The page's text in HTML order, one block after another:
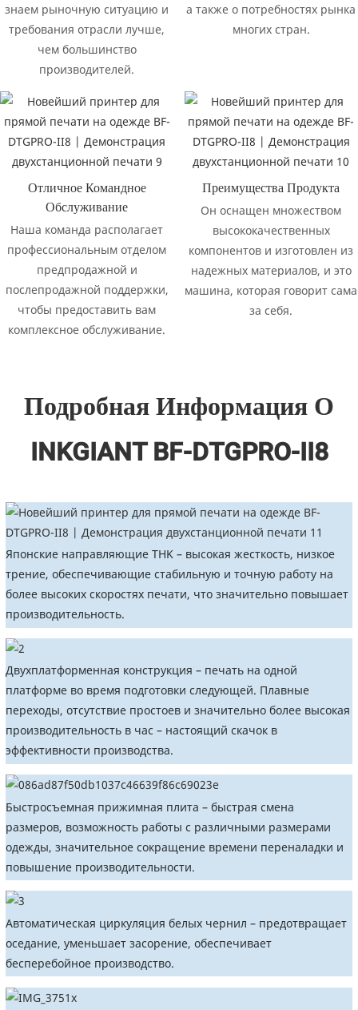
знаем рыночную ситуацию и
требования отрасли лучше,
чем большинство
производителей.
а также о потребностях рынка
многих стран.
Отличное Командное
Обслуживание
Наша команда располагает
профессиональным отделом
предпродажной и
послепродажной поддержки,
чтобы предоставить вам
комплексное обслуживание.
Преимущества Продукта
Он оснащен множеством
высококачественных
компонентов и изготовлен из
надежных материалов, и это
машина, которая говорит сама
за себя.
Подробная Информация О
INKGIANT BF-DTGPRO-II8
Японские направляющие THK – высокая жесткость, низкое
трение, обеспечивающие стабильную и точную работу на
более высоких скоростях печати, что значительно повышает
производительность.
Двухплатформенная конструкция – печать на одной
платформе во время подготовки следующей. Плавные
переходы, отсутствие простоев и значительно более высокая
производительность в час – настоящий скачок в
эффективности производства.
Быстросъемная прижимная плита – быстрая смена
размеров, возможность работы с различными размерами
одежды, значительное сокращение времени переналадки и
повышение производительности.
Автоматическая циркуляция белых чернил – предотвращает
оседание, уменьшает засорение, обеспечивает
бесперебойное производство.